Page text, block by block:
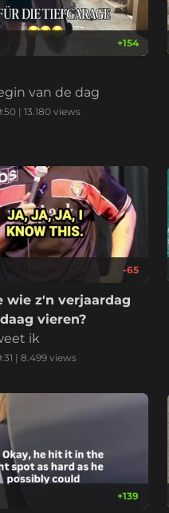
+154
van de dag
| 13.180 views
-65
wie z'n verjaardag
vieren?
ik
| 8.499 views
+139